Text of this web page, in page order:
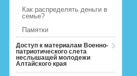
Как распределять деньги в
семье?
Памятки
Доступ к материалам Военно-
патриотического слета
неслышащей молодежи
Алтайского края